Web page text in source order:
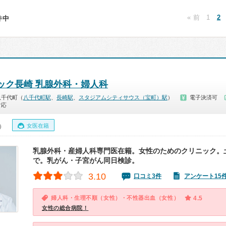
中 « 前 1 2
ク長崎 乳腺外科・婦人科
代町（ 八千代町駅 長崎駅 スタジアムシティサウス（宝町）駅 ）
電子決済可
応
女医在籍
乳腺外科・産婦人科専門医在籍。女性のためのクリニック
で。乳がん・子宮がん同日検診。
3.10 口コミ3件 アンケート15
婦人科・生理不順（女性）・不性器出血（女性） 4.5
女性の総合病院！